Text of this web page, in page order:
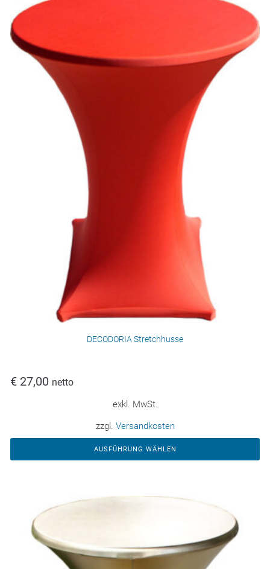
DECODORIA Stretchhusse
€ 27,00 netto
exkl. MwSt.
zzgl. Versandkosten
AUSFÜHRUNG WÄHLEN